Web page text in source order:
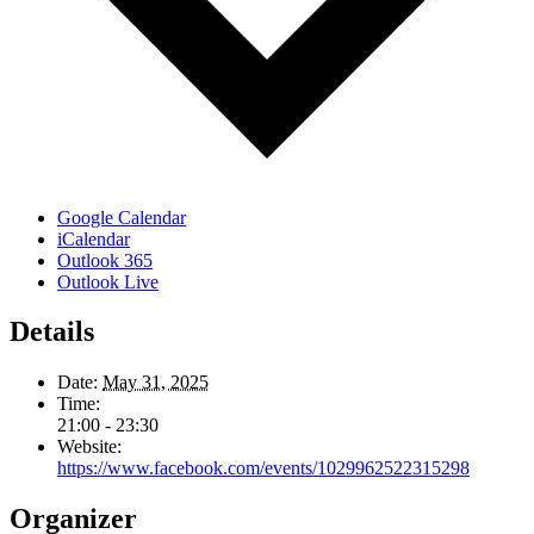
Google Calendar
iCalendar
Outlook 365
Outlook Live
Details
Date: May 31, 2025
Time:
21:00 - 23:30
Website:
https://www.facebook.com/events/1029962522315298
Organizer